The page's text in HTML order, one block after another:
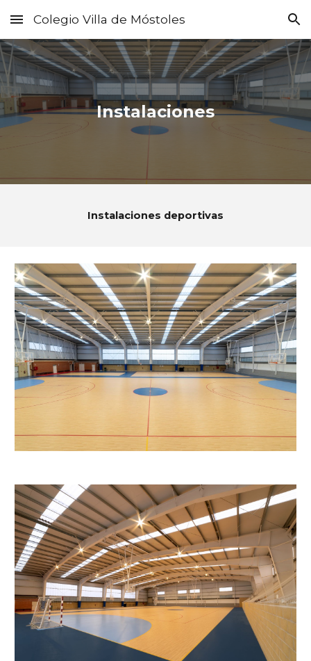
Skip to main content Skip to navigation
Colegio Villa de Móstoles
Instalaciones
Instalaciones deportivas